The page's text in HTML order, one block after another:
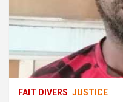
FAIT DIVERS JUSTICE